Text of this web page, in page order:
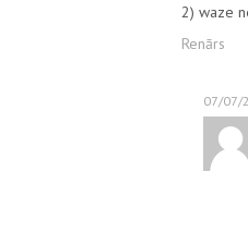
2) waze
Renārs
07/07/